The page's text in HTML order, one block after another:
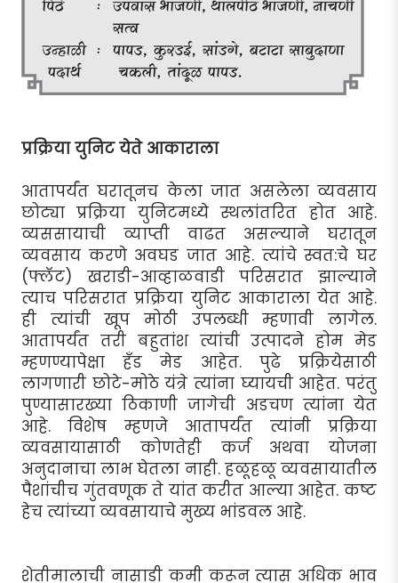
प्रक्रिया युनिट येते आकाराला
आतापर्यंत घरातूनच केला जात असलेला व्यवसाय
छोट्या प्रक्रिया युनिटमध्ये स्थलांतरित होत आहे.
व्यससायाची व्याप्ती वाढत असल्याने घरातून
व्यवसाय करणे अवघड जात आहे. त्यांचे स्वत:चे घर
(फ्लॅट) खराडी-आव्हाळवाडी परिसरात झाल्याने
त्याच परिसरात प्रक्रिया युनिट आकाराला येत आहे.
ही त्यांची खूप मोठी उपलब्धी म्हणावी लागेल.
आतापर्यंत तरी बहुतांश त्यांची उत्पादने होम मेड
म्हणण्यापेक्षा हँड मेड आहेत. पुढे प्रक्रियेसाठी
लागणारी छोटे-मोठे यंत्रे त्यांना घ्यायची आहेत. परंतु
पुण्यासारख्या ठिकाणी जागेची अडचण त्यांना येत
आहे. विशेष म्हणजे आतापर्यंत त्यांनी प्रक्रिया
व्यवसायासाठी कोणतेही कर्ज अथवा योजना
अनुदानाचा लाभ घेतला नाही. हळूहळू व्यवसायातील
पैशांचीच गुंतवणूक ते यांत करीत आल्या आहेत. कष्ट
हेच त्यांच्या व्यवसायाचे मुख्य भांडवल आहे.
शेतीमालाची नासाडी कमी करून त्यास अधिक भाव